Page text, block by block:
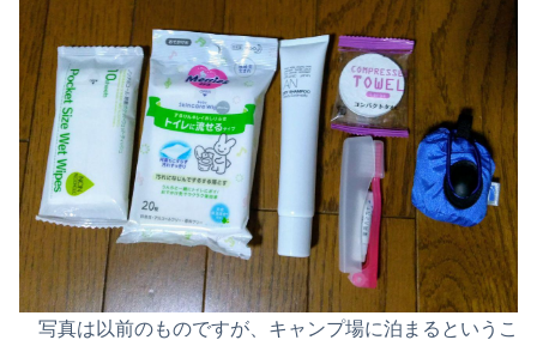
写真は以前のものですが、キャンプ場に泊まるというこ